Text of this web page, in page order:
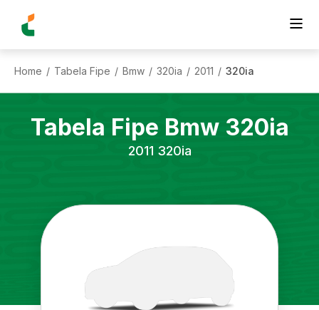
Home / Tabela Fipe / Bmw / 320ia / 2011 / 320ia
Tabela Fipe Bmw 320ia
2011 320ia